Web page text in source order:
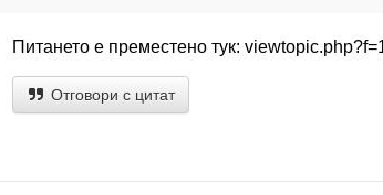
Питането е преместено тук:
Отговори с цитат